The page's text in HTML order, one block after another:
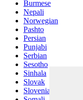
Burmese
Nepali
Norwegian
Pashto
Persian
Punjabi
Serbian
Sesotho
Sinhala
Slovak
Slovenian